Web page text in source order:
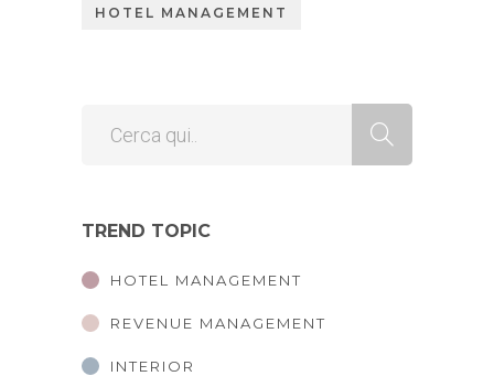
HOTEL MANAGEMENT
TREND TOPIC
HOTEL MANAGEMENT
REVENUE MANAGEMENT
INTERIOR